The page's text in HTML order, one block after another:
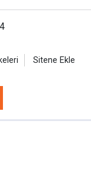
Sitene Ekle